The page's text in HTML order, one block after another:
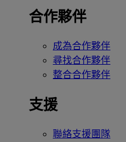
合作夥伴
成為合作夥伴
尋找合作夥伴
整合合作夥伴
支援
聯絡支援團隊